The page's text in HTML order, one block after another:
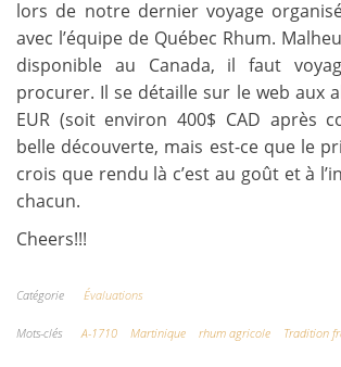
lors de notre dernier voyage
avec l’équipe de Québec Rhum.
disponible au Canada, il faut
procurer. Il se détaille sur le web aux
EUR (soit environ 400$ CAD après
belle découverte, mais est-ce que le
crois que rendu là c’est au goût et à
chacun.
Cheers!!!
Catégorie Évaluations
Mots-clés A-1710 Martinique rhum agricole Tradition